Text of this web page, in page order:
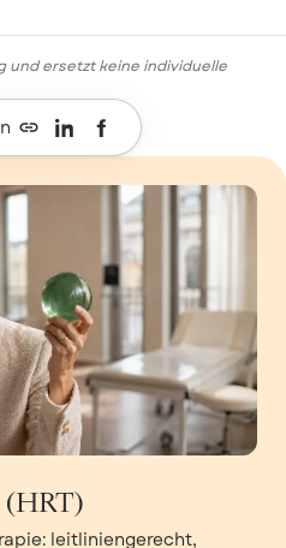
und ersetzt keine individuelle

leitliniengerecht,